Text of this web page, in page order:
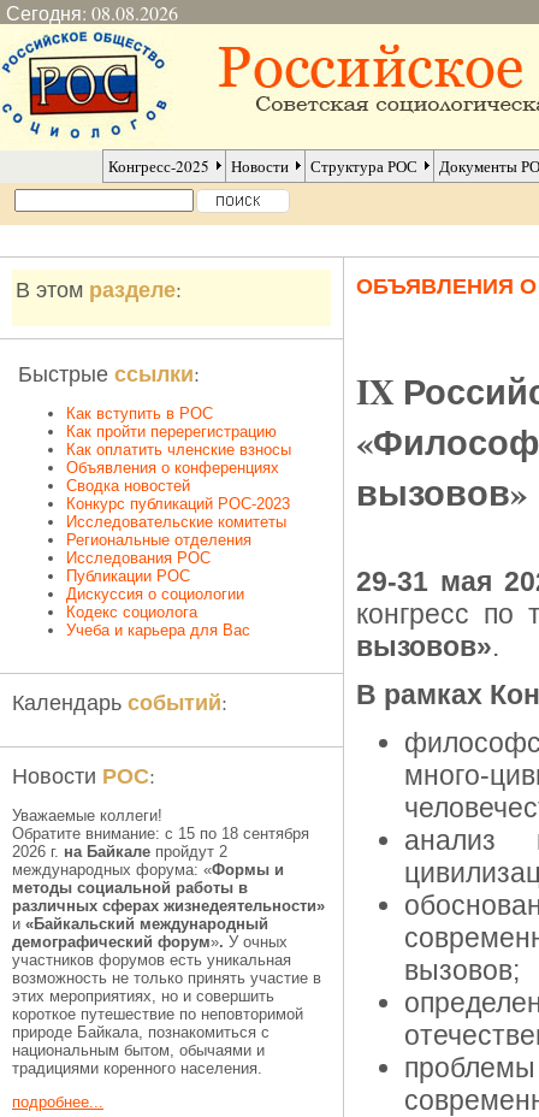
Сегодня: 08.08.2026
Конгресс-2025 Новости Структура РОС Документы
В этом разделе:
Быстрые ссылки:
Как вступить в РОС
Как пройти перерегистрацию
Как оплатить членские взносы
Объявления о конференциях
Сводка новостей
Конкурс публикаций РОС-2023
Исследовательские комитеты
Региональные отделения
Исследования РОС
Публикации РОС
Дискуссия о социологии
Кодекс социолога
Учеба и карьера для Вас
Календарь событий:
Новости РОС:
Уважаемые коллеги!
Обратите внимание: с 15 по 18 сентября
2026 г. на Байкале пройдут 2
международных форума: «Формы и
методы социальной работы в
различных сферах жизнедеятельности»
и «Байкальский международный
демографический форум». У очных
участников форумов есть уникальная
возможность не только принять участие в
этих мероприятиях, но и совершить
короткое путешествие по неповторимой
природе Байкала, познакомиться с
национальным бытом, обычаями и
традициями коренного населения.
подробнее...
ОБЪЯВЛЕНИЯ
IX
вызовов»
29-31 мая
конгресс
вызовов».
В рамках
много-
анализ
вызовов;